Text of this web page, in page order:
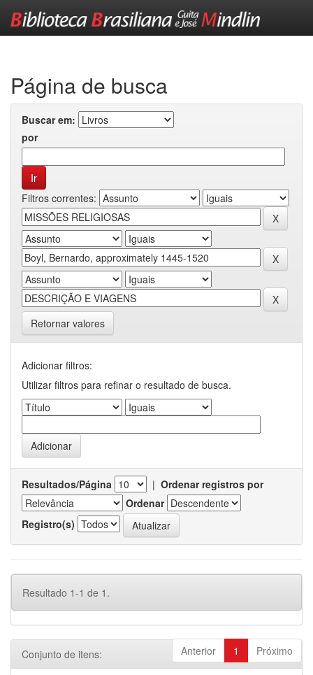
Página de busca
Buscar em:
por
Filtros correntes:
Retornar valores
Adicionar filtros:
Utilizar filtros para refinar o resultado de busca.
Resultados/Página | Ordenar registros por
Ordenar
Registro(s)
Resultado 1-1 de 1.
Anterior 1 Próximo
Conjunto de itens: